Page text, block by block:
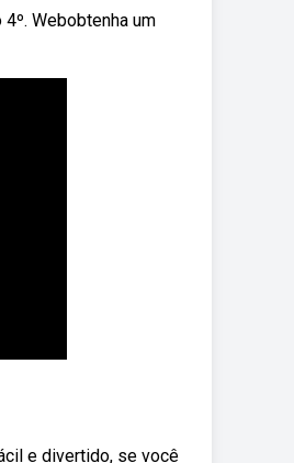
Webobtenha um
e divertido, se você